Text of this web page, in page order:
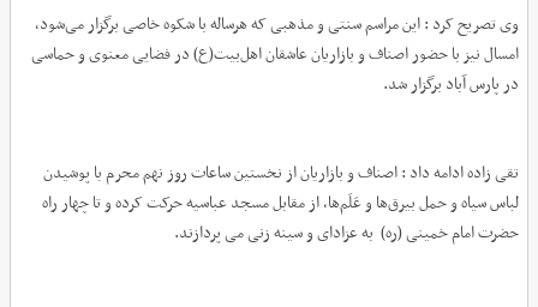
وی تصریح کرد : این مراسم سنتی و مذهبی که هرساله با شکوه خاصی برگزار می‌شود،
امسال نیز با حضور اصناف و بازاریان عاشقان اهل‌بیت(ع) در فضایی معنوی و حماسی
در پارس آباد برگزار شد.
تقی زاده ادامه داد : اصناف و بازاریان از نخستین ساعات روز نهم محرم با پوشیدن
لباس سیاه و حمل بیرق‌ها و عَلَم‌ها، از مقابل مسجد عباسیه حرکت کرده و تا چهار راه
حضرت امام خمینی (ره) به عزادای و سینه زنی می پردازند.